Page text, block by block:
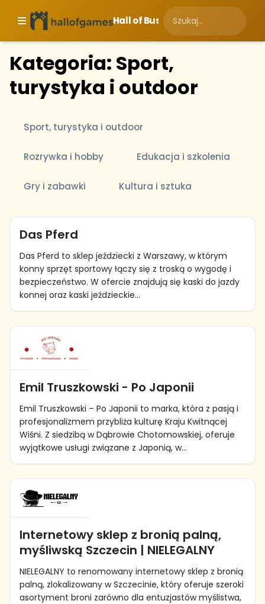
Hall of Business
Kategoria: Sport,
turystyka i outdoor
Sport, turystyka i outdoor
Rozrywka i hobby Edukacja i szkolenia
Gry i zabawki Kultura i sztuka
Das Pferd
Das Pferd to sklep jeździecki z Warszawy, w którym
konny sprzęt sportowy łączy się z troską o wygodę i
bezpieczeństwo. W ofercie znajdują się kaski do jazdy
konnej oraz kaski jeździeckie...
Emil Truszkowski - Po Japonii
Emil Truszkowski – Po Japonii to marka, która z pasją i
profesjonalizmem przybliża kulturę Kraju Kwitnącej
Wiśni. Z siedzibą w Dąbrowie Chotomowskiej, oferuje
wyjątkowe usługi związane z Japonią, w...
Internetowy sklep z bronią palną,
myśliwską Szczecin | NIELEGALNY
NIELEGALNY to renomowany internetowy sklep z bronią
palną, zlokalizowany w Szczecinie, który oferuje szeroki
asortyment broni zarówno dla entuzjastów myślistwa,